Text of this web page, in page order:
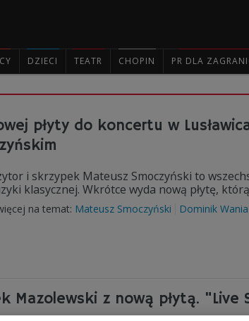
DZIECI TEATR CHOPIN PR DLA
płyty do koncertu w
i skrzypek Mateusz Smoczyński to
klasycznej. Wkrótce wyda nową płytę,
na temat: Mateusz Smoczyński Dominik Wania
Mazolewski z nową płytą. "Live